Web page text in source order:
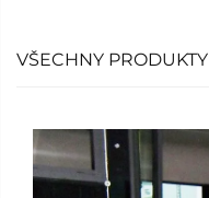
VŠECHNY PRODUKTY